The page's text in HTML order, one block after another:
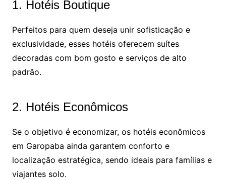
1. Hotéis Boutique
Perfeitos para quem deseja unir sofisticação e
exclusividade, esses hotéis oferecem suítes
decoradas com bom gosto e serviços de alto
padrão.
2. Hotéis Econômicos
Se o objetivo é economizar, os hotéis econômicos
em Garopaba ainda garantem conforto e
localização estratégica, sendo ideais para famílias e
viajantes solo.